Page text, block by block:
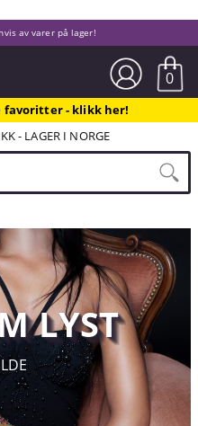
av varer på lager!
0
favoritter - klikk her!
- LAGER I NORGE
LYST